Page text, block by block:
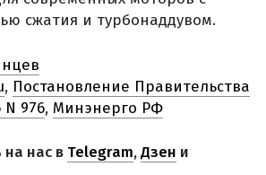
сжатия и турбонаддувом.
, Постановление Правительства
N 976, Минэнерго РФ
нас в Telegram,Дзен и